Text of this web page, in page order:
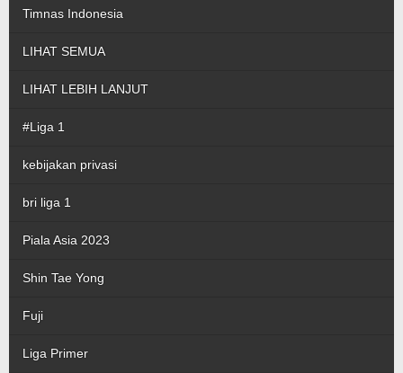
Timnas Indonesia
LIHAT SEMUA
LIHAT LEBIH LANJUT
#Liga 1
kebijakan privasi
bri liga 1
Piala Asia 2023
Shin Tae Yong
Fuji
Liga Primer